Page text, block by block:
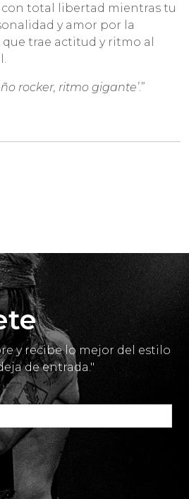
con total libertad mientras tu
y amor por la
trae actitud y ritmo al
rocker, ritmo gigante’.”
y recibe lo mejor del estilo
de entrada."